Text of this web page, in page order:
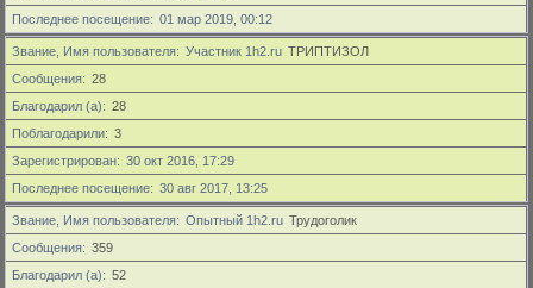
Последнее посещение
01 мар 2019, 00:12
Звание, Имя пользователя Участник 1h2.ru ТРИПТИЗОЛ
Сообщения
28
Благодарил (а)
28
Поблагодарили
3
Зарегистрирован
30 окт 2016, 17:29
Последнее посещение
30 авг 2017, 13:25
Звание, Имя пользователя Опытный 1h2.ru Трудоголик
Сообщения
359
Благодарил (а)
52